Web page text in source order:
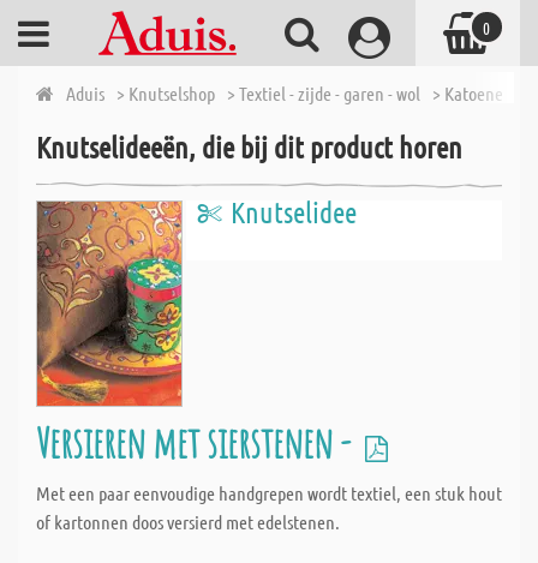
Aduis > Knutselshop > Textiel - zijde - garen - wol > Katoenen
Knutselideeën, die bij dit product horen
Knutselidee
Versieren met sierstenen -
Met een paar eenvoudige handgrepen wordt textiel, een stuk hout
of kartonnen doos versierd met edelstenen.
0